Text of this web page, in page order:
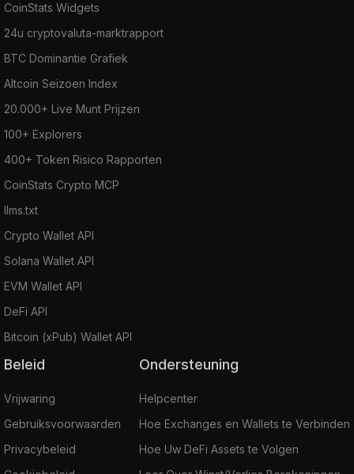
CoinStats Widgets
24u cryptovaluta-marktrapport
BTC Dominantie Grafiek
Altcoin Seizoen Index
20.000+ Live Munt Prijzen
100+ Explorers
400+ Token Risico Rapporten
CoinStats Crypto MCP
llms.txt
Crypto Wallet API
Solana Wallet API
EVM Wallet API
DeFi API
Bitcoin (xPub) Wallet API
Beleid
Vrijwaring
Gebruiksvoorwaarden
Privacybeleid
Ondersteuning
Helpcenter
Hoe Exchanges en Wallets te Verbinden
Hoe Uw DeFi Assets te Volgen